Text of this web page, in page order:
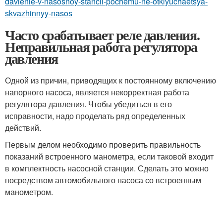
skvazhinnyy-nasos
Часто срабатывает реле давления.
Неправильная работа регулятора
давления
Одной из причин, приводящих к постоянному включению
напорного насоса, является некорректная работа
регулятора давления. Чтобы убедиться в его
исправности, надо проделать ряд определенных
действий.
Первым делом необходимо проверить правильность
показаний встроенного манометра, если таковой входит
в комплектность насосной станции. Сделать это можно
посредством автомобильного насоса со встроенным
манометром.